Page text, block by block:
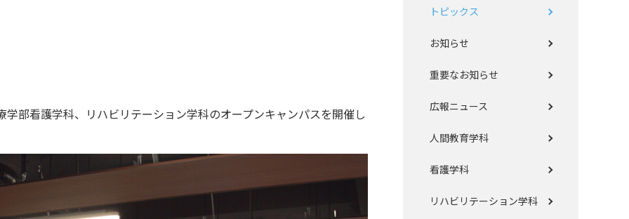
部看護学科、リハビリテーション学科のオープンキャンパスを開催し
トピックス
お知らせ
重要なお知らせ
広報ニュース
人間教育学科
看護学科
リハビリテーション学科